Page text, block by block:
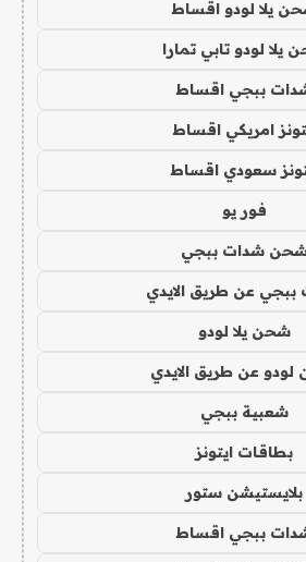
يلا لودو اقساط
يلا لودو تابي تمارا
ببجي اقساط
امريكي اقساط
سعودي اقساط
فور يو
شدات ببجي
عن طريق الايدي
شحن يلا لودو
عن طريق الايدي
شعبية ببجي
بطاقات ايتونز
بلايستيشن ستور
ببجي اقساط